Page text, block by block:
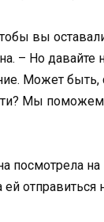
вы
– Но давайте
Может
Мы поможем
посмотрела на
отправиться